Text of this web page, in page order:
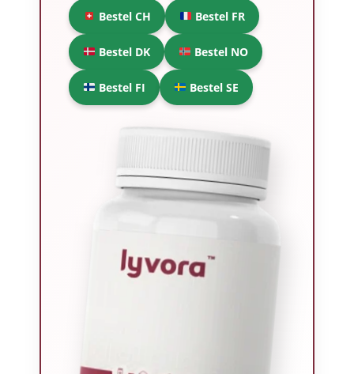
Bestel CH Bestel FR
Bestel DK Bestel NO
Bestel FI Bestel SE